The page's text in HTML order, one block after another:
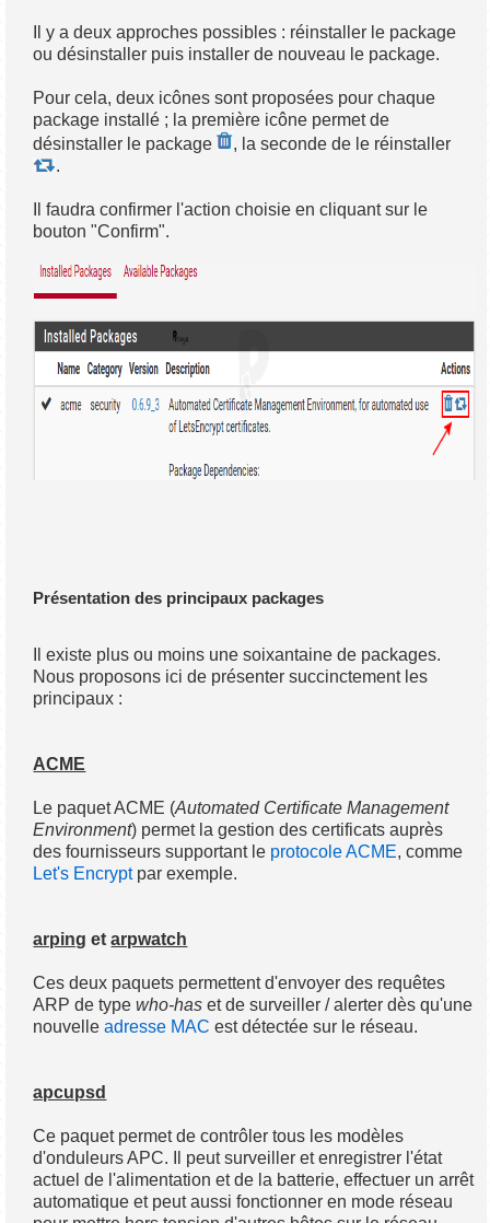
Il y a deux approches possibles : réinstaller le package
ou désinstaller puis installer de nouveau le package.
Pour cela, deux icônes sont proposées pour chaque
package installé ; la première icône permet de
désinstaller le package
, la seconde de le réinstaller
.
Il faudra confirmer l'action choisie en cliquant sur le
bouton "Confirm".
Présentation des principaux packages
Il existe plus ou moins une soixantaine de packages.
Nous proposons ici de présenter succinctement les
principaux :
ACME
Le paquet ACME (Automated Certificate Management
Environment) permet la gestion des certificats auprès
des fournisseurs supportant le protocole ACME, comme
Let's Encryptpar exemple.
arping etarpwatch
Ces deux paquets permettent d'envoyer des requêtes
ARP de typewho-has et de surveiller / alerter dès qu'une
nouvelleadresse MAC est détectée sur le réseau.
apcupsd
Ce paquet permet de contrôler tous les modèles
d'onduleurs APC. Il peut surveiller et enregistrer l'état
actuel de l'alimentation et de la batterie, effectuer un arrêt
automatique et peut aussi fonctionner en mode réseau